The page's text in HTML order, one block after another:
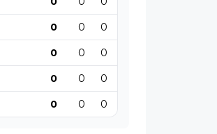
0 0 0
0 0 0
0 0 0
0 0 0